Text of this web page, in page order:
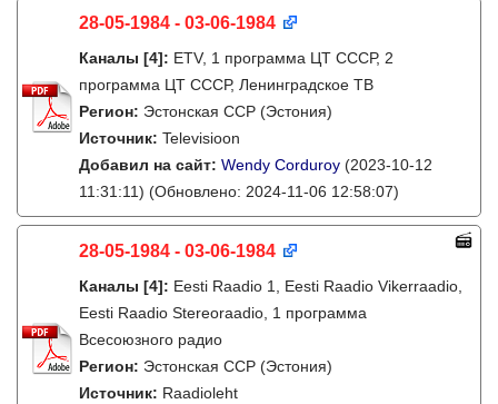
28-05-1984 - 03-06-1984
Каналы [4]: ETV, 1 программа ЦТ СССР, 2
программа ЦТ СССР, Ленинградское ТВ
Регион: Эстонская ССР (Эстония)
Источник: Televisioon
Добавил на сайт: Wendy Corduroy (2023-10-12
11:31:11) (Обновлено: 2024-11-06 12:58:07)
28-05-1984 - 03-06-1984
Каналы [4]: Eesti Raadio 1, Eesti Raadio Vikerraadio,
Eesti Raadio Stereoraadio, 1 программа
Всесоюзного радио
Регион: Эстонская ССР (Эстония)
Источник: Raadioleht